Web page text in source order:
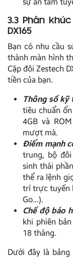
sự an tâm
3.3 Phân
DX165
Bạn có nhu cầu
thành màn hình
Cặp đôi Zestech
tiền của bạn.
Thông số kỹ
tiêu chuẩn
4GB và
mượt mà.
Điểm mạnh
trung, bộ
sinh thái
thể ra lệnh
trí trực tuyến
Go…).
Chế độ bảo
khi phiên
18 tháng.
Dưới đây là